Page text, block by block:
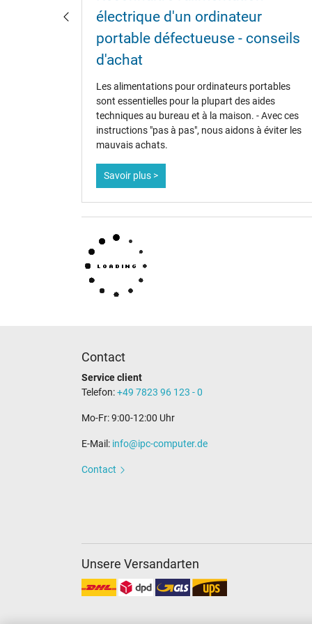
Catégorisation
Catégorie
Utilisation
électrique d'un ordinateur
portable défectueuse - conseils
d'achat
Les alimentations pour ordinateurs portables
sont essentielles pour la plupart des aides
techniques au bureau et à la maison. - Avec ces
instructions "pas à pas", nous aidons à éviter les
mauvais achats.
Savoir plus >
Contact
Service client
Telefon:+49 7823 96 123 - 0
Mo-Fr: 9:00-12:00 Uhr
E-Mail: info@ipc-computer.de
Contact
Unsere Versandarten